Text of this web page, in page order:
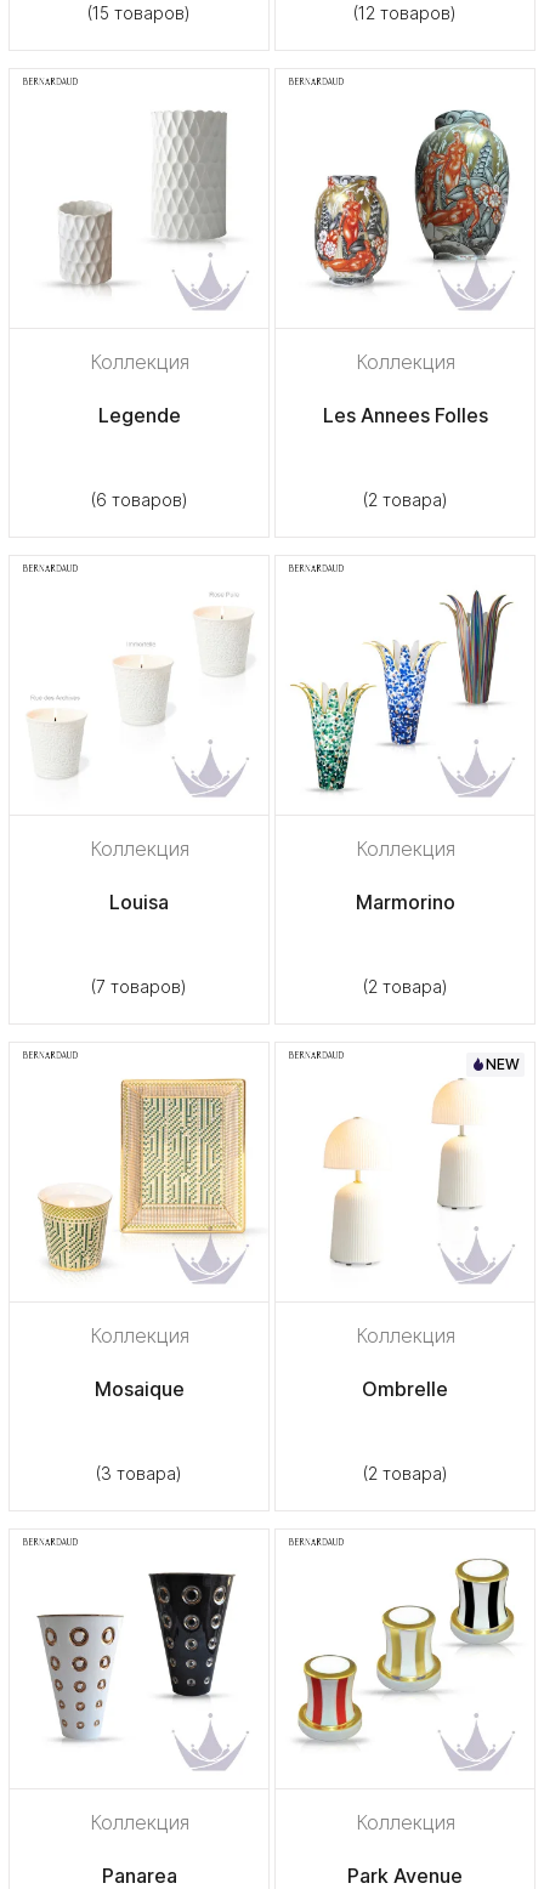
(15 товаров) (12 товаров)
Коллекция
Legende
(6 товаров)
Коллекция
Les Annees Folles
(2 товара)
Коллекция
Louisa
(7 товаров)
Коллекция
Marmorino
(2 товара)
Коллекция
Mosaique
(3 товара)
NEW
Коллекция
Ombrelle
(2 товара)
Коллекция
Panarea
Коллекция
Park Avenue